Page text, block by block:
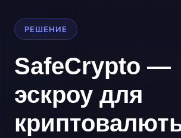
РЕШЕНИЕ
SafeCrypto —
эскроу для